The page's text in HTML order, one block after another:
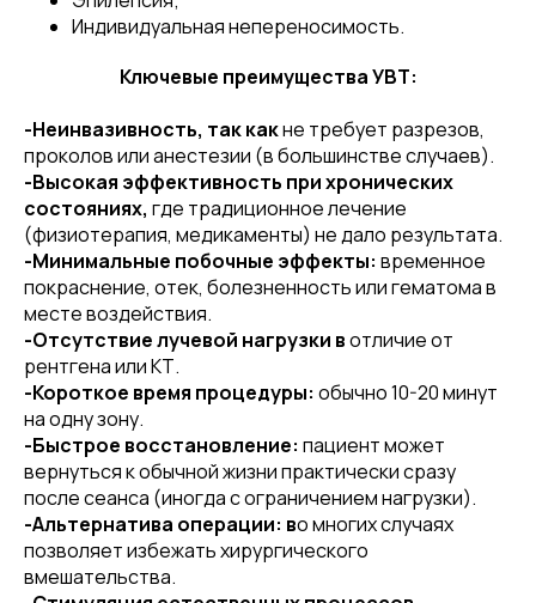
Индивидуальная непереносимость.
Ключевые преимущества УВТ:
-Неинвазивность, так какне требует разрезов,
проколов или анестезии (в большинстве случаев).
-Высокая эффективность при хронических
состояниях, где традиционное лечение
(физиотерапия, медикаменты) не дало результата.
-Минимальные побочные эффекты: временное
покраснение, отек, болезненность или гематома в
месте воздействия.
-Отсутствие лучевой нагрузки вотличие от
рентгена или КТ.
-Короткое время процедуры: обычно 10-20 минут
на одну зону.
-Быстрое восстановление: пациент может
вернуться к обычной жизни практически сразу
после сеанса (иногда с ограничением нагрузки).
-Альтернатива операции: во многих случаях
позволяет избежать хирургического
вмешательства.